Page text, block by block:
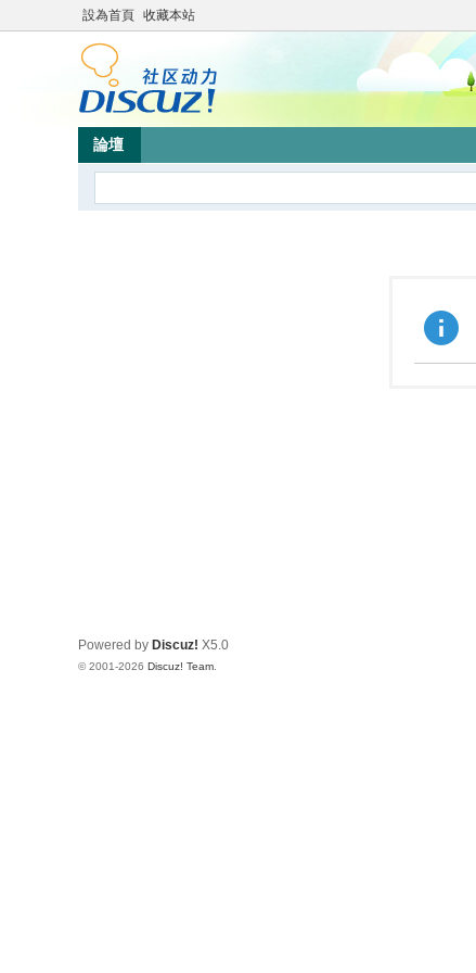
設為首頁 收藏本站
論壇
Powered by Discuz! X5.0
© 2001-2026 Discuz! Team